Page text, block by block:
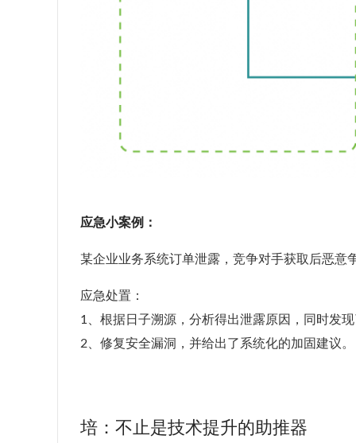
应急小案例：
某企业业务系统订单泄露，竞争对手获取后恶意
应急处置：
1、根据日子溯源，分析得出泄露原因，同时发
2、修复安全漏洞，并给出了系统化的加固建议。
培：不止是技术提升的助推器